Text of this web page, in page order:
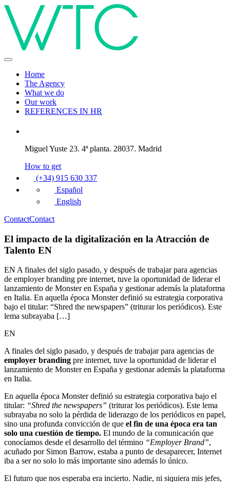
Home
The Agency
What we do
Our work
REFERENCES IN HR
Miguel Yuste 23. 4ª planta. 28037. Madrid
How to get
(+34) 915 630 337
Español
English
ContactContact
El impacto de la digitalización en la Atracción de
Talento EN
EN A finales del siglo pasado, y después de trabajar para agencias
de employer branding pre internet, tuve la oportunidad de liderar el
lanzamiento de Monster en España y gestionar además la plataforma
en Italia. En aquella época Monster definió su estrategia corporativa
bajo el titular: “Shred the newspapers” (triturar los periódicos). Este
lema subrayaba […]
EN
A finales del siglo pasado, y después de trabajar para agencias de
employer branding pre internet, tuve la oportunidad de liderar el
lanzamiento de Monster en España y gestionar además la plataforma
en Italia.
En aquella época Monster definió su estrategia corporativa bajo el
titular: “Shred the newspapers” (triturar los periódicos). Este lema
subrayaba no solo la pérdida de liderazgo de los periódicos en papel,
sino una profunda convicción de que el fin de una época era tan
solo una cuestión de tiempo. El mundo de la comunicación que
conocíamos desde el desarrollo del término “Employer Brand”,
acuñado por Simon Barrow, estaba a punto de desaparecer, Internet
iba a ser no solo lo más importante sino además lo único.
El futuro que nos esperaba era incierto. Nadie, ni siquiera mis jefes,